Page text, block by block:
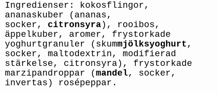
Ingredienser: kokosflingor,
ananaskuber (ananas,
socker, citronsyra ), rooibos,
äppelkuber, aromer, frystorkade
yoghurtgranuler (skummjölksyoghurt ,
socker, maltodextrin, modifierad
stärkelse, citronsyra), frystorkade
marzipandroppar ( mandel, socker,
invertas) rosépeppar.